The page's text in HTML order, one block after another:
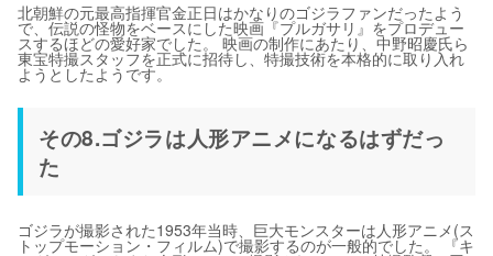
北朝鮮の元最高指揮官金正日はかなりのゴジラファンだったよう
で、伝説の怪物をベースにした映画『プルガサリ』をプロデュー
スするほどの愛好家でした。 映画の制作にあたり、中野昭慶氏ら
東宝特撮スタッフを正式に招待し、特撮技術を本格的に取り入れ
ようとしたようです。
その8.ゴジラは人形アニメになるはずだっ
た
ゴジラが撮影された1953年当時、巨大モンスターは人形アニメ(ス
トップモーション・フィルム)で撮影するのが一般的でした。 『キ